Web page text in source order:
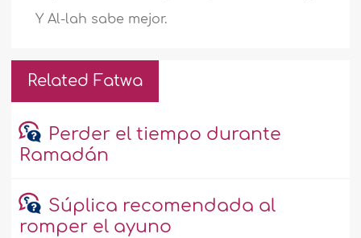
Y Al-lah sabe mejor.
Related Fatwa
Perder el tiempo durante
Ramadán
Súplica recomendada al
romper el ayuno